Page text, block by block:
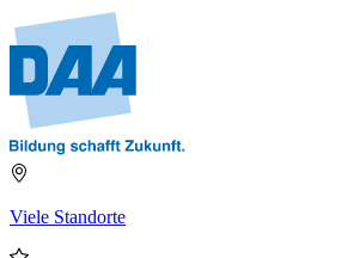
Viele Standorte